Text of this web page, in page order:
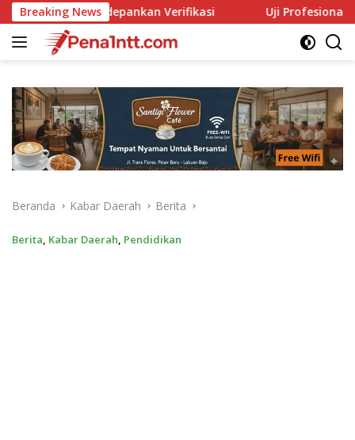
Langsung
ke
konten
Breaking NewsUji Profesionalisme Polsek Dampek, LBH Nusa
Beranda Kabar Daerah Berita
Berita Kabar Daerah Pendidikan